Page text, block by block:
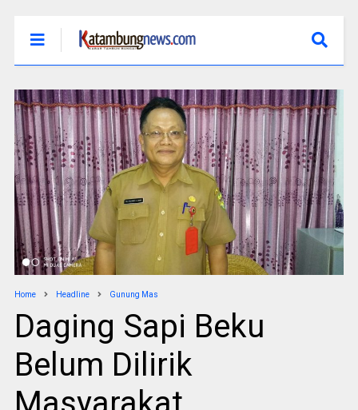
Home Headline Gunung Mas
Daging Sapi Beku
Belum Dilirik